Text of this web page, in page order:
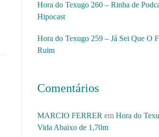
Hora do Texugo 260 – Rinha de
Hipocast
Hora do Texugo 259 – Já Sei Que O
Ruim
Comentários
MARCIO FERRER em Hora do
Vida Abaixo de 1,70m